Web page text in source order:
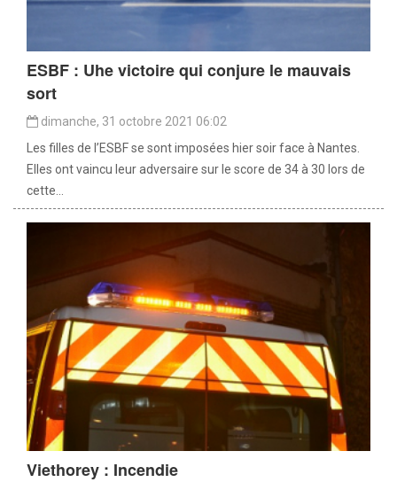
ESBF : Uhe victoire qui conjure le mauvais
sort
dimanche, 31 octobre 2021 06:02
Les filles de l’ESBF se sont imposées hier soir face à Nantes.
Elles ont vaincu leur adversaire sur le score de 34 à 30 lors de
cette...
Viethorey : Incendie